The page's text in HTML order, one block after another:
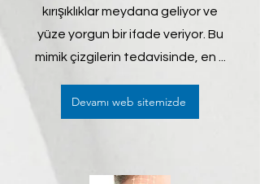
kırışıklıklar meydana geliyor ve
yüze yorgun bir ifade veriyor. Bu
mimik çizgilerin tedavisinde, en ...
Devamı web sitemizde